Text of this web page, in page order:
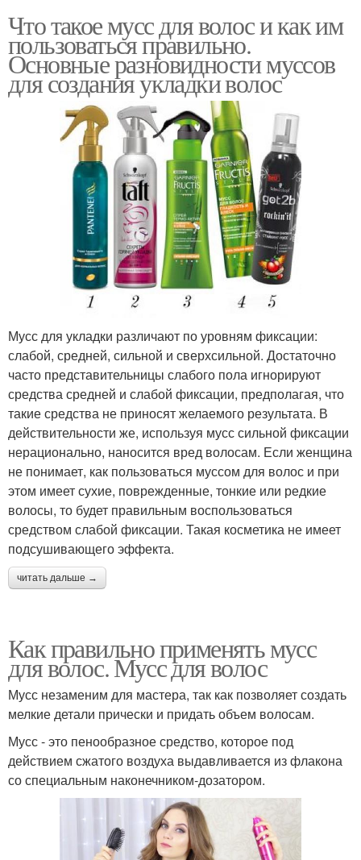
Что такое мусс для волос и как им
пользоваться правильно.
Основные разновидности муссов
для создания укладки волос
Мусс для укладки различают по уровням фиксации:
слабой, средней, сильной и сверхсильной. Достаточно
часто представительницы слабого пола игнорируют
средства средней и слабой фиксации, предполагая, что
такие средства не приносят желаемого результата. В
действительности же, используя мусс сильной фиксации
нерационально, наносится вред волосам. Если женщина
не понимает, как пользоваться муссом для волос и при
этом имеет сухие, поврежденные, тонкие или редкие
волосы, то будет правильным воспользоваться
средством слабой фиксации. Такая косметика не имеет
подсушивающего эффекта.
читать дальше →
Как правильно применять мусс
для волос. Мусс для волос
Мусс незаменим для мастера, так как позволяет создать
мелкие детали прически и придать объем волосам.
Мусс - это пенообразное средство, которое под
действием сжатого воздуха выдавливается из флакона
со специальным наконечником-дозатором.